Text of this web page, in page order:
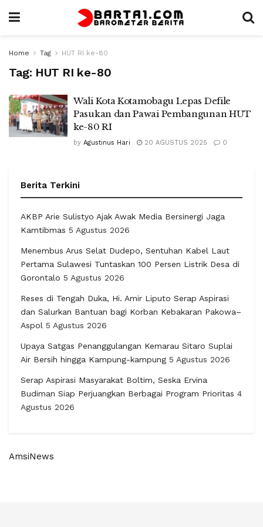
Home Tag HUT RI ke-80
Tag: HUT RI ke-80
Wali Kota Kotamobagu Lepas Defile
Pasukan dan Pawai Pembangunan HUT
ke-80 RI
by Agustinus Hari 20 AGUSTUS 2025 0
Berita Terkini
AKBP Arie Sulistyo Ajak Awak Media Bersinergi Jaga
Kamtibmas 5 Agustus 2026
Menembus Arus Selat Dudepo, Sentuhan Kabel Laut
Pertama Sulawesi Tuntaskan 100 Persen Listrik Desa di
Gorontalo 5 Agustus 2026
Reses di Tengah Duka, Hi. Amir Liputo Serap Aspirasi
dan Salurkan Bantuan bagi Korban Kebakaran Pakowa–
Aspol 5 Agustus 2026
Upaya Satgas Penanggulangan Kemarau Sitaro Suplai
Air Bersih hingga Kampung-kampung 5 Agustus 2026
Serap Aspirasi Masyarakat Boltim, Seska Ervina
Budiman Siap Perjuangkan Berbagai Program Prioritas 4
Agustus 2026
AmsiNews